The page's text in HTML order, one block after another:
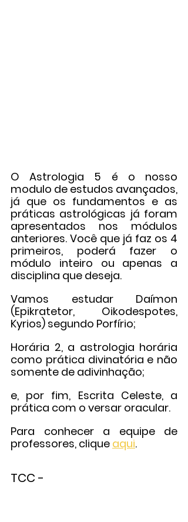
O Astrologia 5 é o nosso
modulo de estudos avançados,
já que os fundamentos e as
práticas astrológicas já foram
apresentados nos módulos
anteriores. Você que já faz os 4
primeiros, poderá fazer o
módulo inteiro ou apenas a
disciplina que deseja.
Vamos estudar Daímon
(Epikratetor, Oikodespotes,
Kyrios) segundo Porfírio;
Horária 2, a astrologia horária
como prática divinatória e não
somente de adivinhação;
e, por fim, Escrita Celeste, a
prática com o versar oracular.
Para conhecer a equipe de
professores, clique aqui.
TCC -